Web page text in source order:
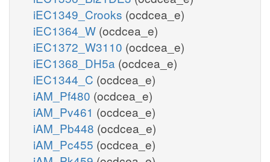
iEC1349_Crooks (ocdcea_e)
iEC1364_W (ocdcea_e)
iEC1372_W3110 (ocdcea_e)
iEC1368_DH5a (ocdcea_e)
iEC1344_C (ocdcea_e)
iAM_Pf480 (ocdcea_e)
iAM_Pv461 (ocdcea_e)
iAM_Pb448 (ocdcea_e)
iAM_Pc455 (ocdcea_e)